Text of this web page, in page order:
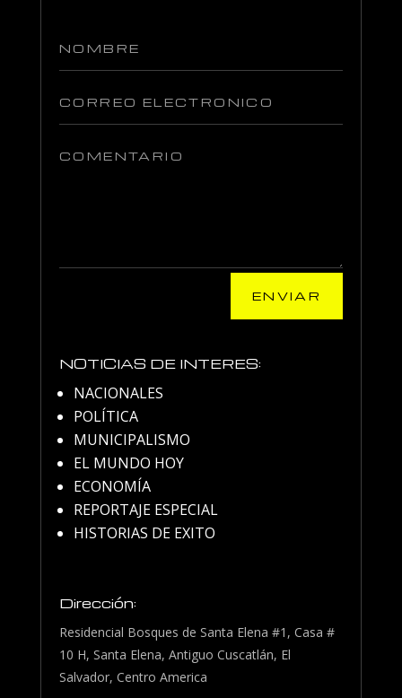
ENVIAR
NOTICIAS DE INTERES:
NACIONALES
POLÍTICA
MUNICIPALISMO
EL MUNDO HOY
ECONOMÍA
REPORTAJE ESPECIAL
HISTORIAS DE EXITO
Dirección:
Residencial Bosques de Santa Elena #1, Casa #
10 H, Santa Elena, Antiguo Cuscatlán, El
Salvador, Centro America